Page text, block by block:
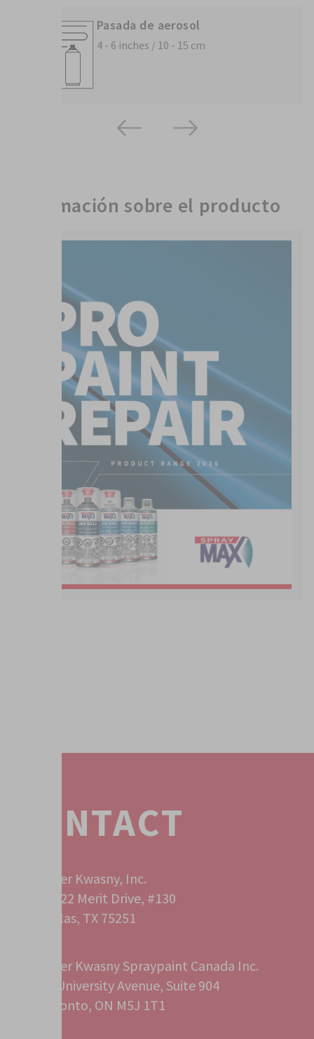
Pasada de aerosol
4 - 6 inches / 10 - 15 cm
Información sobre el producto
CONTACT
Peter Kwasny, Inc.
12222 Merit Drive, #130
Dallas, TX 75251
Peter Kwasny Spraypaint Canada Inc.
40 University Avenue, Suite 904
Toronto, ON M5J 1T1